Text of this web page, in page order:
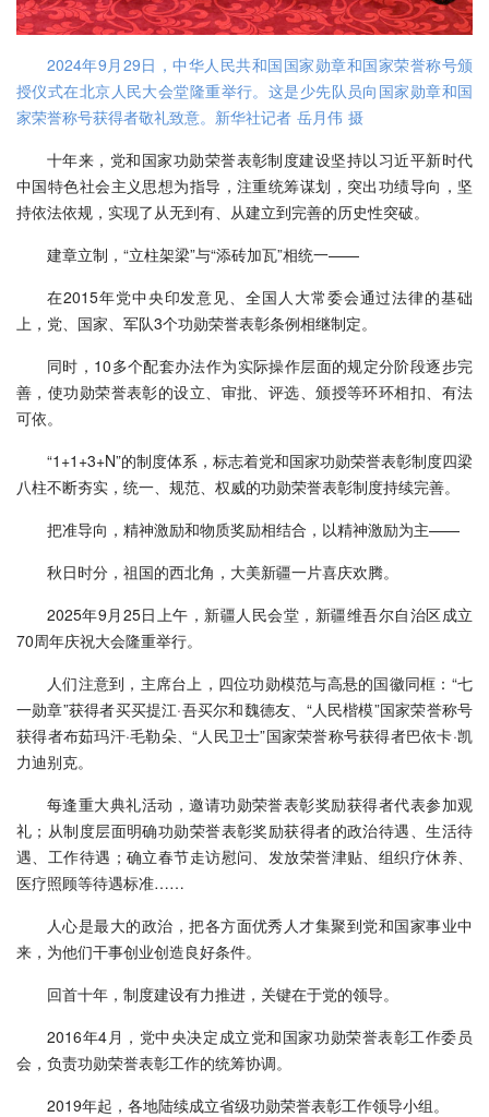
2024年9月29日，中华人民共和国国家勋章和国家荣誉称号颁
授仪式在北京人民大会堂隆重举行。这是少先队员向国家勋章和国
家荣誉称号获得者敬礼致意。新华社记者 岳月伟 摄
十年来，党和国家功勋荣誉表彰制度建设坚持以习近平新时代
中国特色社会主义思想为指导，注重统筹谋划，突出功绩导向，坚
持依法依规，实现了从无到有、从建立到完善的历史性突破。
建章立制，“立柱架梁”与“添砖加瓦”相统一——
在2015年党中央印发意见、全国人大常委会通过法律的基础
上，党、国家、军队3个功勋荣誉表彰条例相继制定。
同时，10多个配套办法作为实际操作层面的规定分阶段逐步完
善，使功勋荣誉表彰的设立、审批、评选、颁授等环环相扣、有法
可依。
“1+1+3+N”的制度体系，标志着党和国家功勋荣誉表彰制度四梁
八柱不断夯实，统一、规范、权威的功勋荣誉表彰制度持续完善。
把准导向，精神激励和物质奖励相结合，以精神激励为主——
秋日时分，祖国的西北角，大美新疆一片喜庆欢腾。
2025年9月25日上午，新疆人民会堂，新疆维吾尔自治区成立
70周年庆祝大会隆重举行。
人们注意到，主席台上，四位功勋模范与高悬的国徽同框：“七
一勋章”获得者买买提江·吾买尔和魏德友、“人民楷模”国家荣誉称号
获得者布茹玛汗·毛勒朵、“人民卫士”国家荣誉称号获得者巴依卡·凯
力迪别克。
每逢重大典礼活动，邀请功勋荣誉表彰奖励获得者代表参加观
礼；从制度层面明确功勋荣誉表彰奖励获得者的政治待遇、生活待
遇、工作待遇；确立春节走访慰问、发放荣誉津贴、组织疗休养、
医疗照顾等待遇标准……
人心是最大的政治，把各方面优秀人才集聚到党和国家事业中
来，为他们干事创业创造良好条件。
回首十年，制度建设有力推进，关键在于党的领导。
2016年4月，党中央决定成立党和国家功勋荣誉表彰工作委员
会，负责功勋荣誉表彰工作的统筹协调。
2019年起，各地陆续成立省级功勋荣誉表彰工作领导小组。